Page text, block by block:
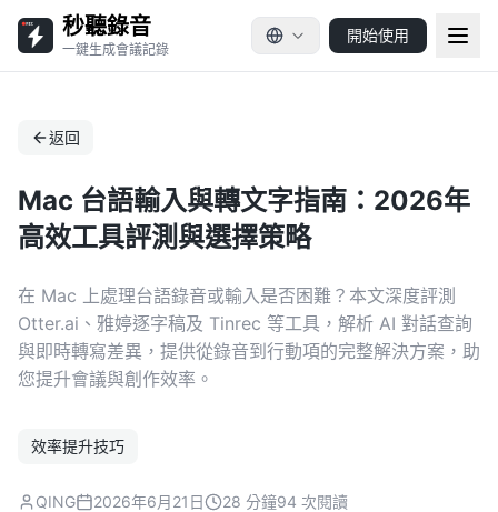
秒聽錄音
一鍵生成會議記錄
開始使用
返回
Mac 台語輸入與轉文字指南：2026年
高效工具評測與選擇策略
在 Mac 上處理台語錄音或輸入是否困難？本文深度評測
Otter.ai、雅婷逐字稿及 Tinrec 等工具，解析 AI 對話查詢
與即時轉寫差異，提供從錄音到行動項的完整解決方案，助
您提升會議與創作效率。
效率提升技巧
QING 2026年6月21日 28 分鐘94 次閱讀